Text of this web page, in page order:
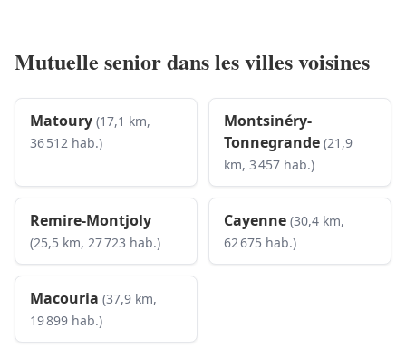
Mutuelle senior dans les villes voisines
Matoury (17,1 km,
36 512 hab.)
Montsinéry-
Tonnegrande (21,9
km, 3 457 hab.)
Remire-Montjoly
(25,5 km, 27 723 hab.)
Cayenne (30,4 km,
62 675 hab.)
Macouria (37,9 km,
19 899 hab.)